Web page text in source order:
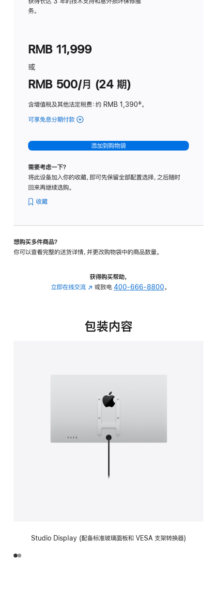
务。
RMB 11,999
或
RMB 500/月 (24 期)
含增值税及其他法定税费：约 RMB 1,390脚
‡。
可享免息分期付款 (Studio
-
标
璃
转
的
添加到购物袋
需要考虑一下？
将此设备加入你的收藏，即可先保留全部配置选择，之后随时
回来再继续选购。
收藏
想购买多件商品？
你可以查看完整的送货详情，并更改购物袋中的商品数量。
获得购买帮助，
立即在线交流 (在
中
或致电 400-666-8800。
包装内容
Studio Display (配备标准玻璃面板和 VESA 支架转换器)